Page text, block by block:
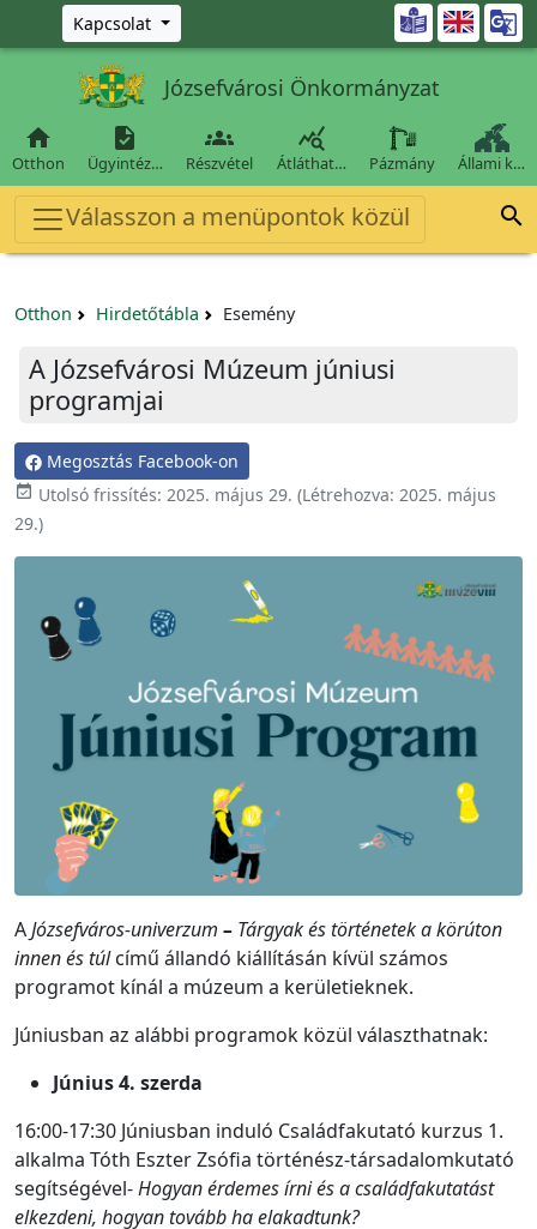
Ugrás a fő tartalomra
Kapcsolat 
Józsefvárosi Önkormányzat

Otthon

Ügyintéz…

Részvétel

Átláthat… Pázmány Állami k…
Válasszon a menüpontok közül 
Otthon Hirdetőtábla Esemény
A Józsefvárosi Múzeum júniusi
programjai
Megosztás Facebook-on
 Utolsó frissítés: 2025. május 29. (Létrehozva: 2025. május
29.)
AJózsefváros-univerzum – Tárgyak és történetek a körúton
innen és túlcímű állandó kiállításán kívül számos
programot kínál a múzeum a kerületieknek.
Júniusban az alábbi programok közül választhatnak:
Június 4. szerda
16:00-17:30 Júniusban induló Családfakutató kurzus 1.
alkalma Tóth Eszter Zsófia történész-társadalomkutató
segítségével-Hogyan érdemes írni és a családfakutatást
elkezdeni, hogyan tovább ha elakadtunk?